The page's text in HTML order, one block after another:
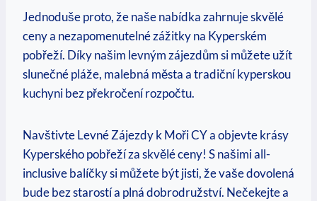
Jednoduše proto, že naše nabídka‍ zahrnuje skvělé
‍ceny a nezapomenutelné zážitky na ⁢Kyperském
⁤pobřeží. Díky našim levným zájezdům si můžete ⁣užít
slunečné pláže, malebná města a⁤ tradiční kyperskou
kuchyni bez překročení rozpočtu.
Navštivte Levné Zájezdy k Moři CY⁤ a objevte ⁤krásy
⁣Kyperského pobřeží za skvělé ceny!‌ S našimi all-
inclusive balíčky si můžete být ​jisti, ‍že vaše dovolená
bude⁢ bez starostí a plná dobrodružství. Nečekejte a